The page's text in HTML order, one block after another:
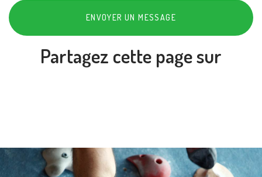
ENVOYER UN MESSAGE
Partagez cette page sur